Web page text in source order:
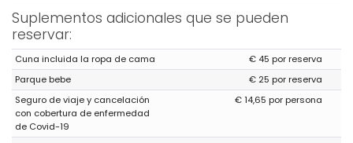
Suplementos adicionales que se pueden
reservar:
Cuna incluida la ropa de cama
€ 45 por reserva
Parque bebe
€ 25 por reserva
Seguro de viaje y cancelación
con cobertura de enfermedad
de Covid-19
€ 14,65 por persona